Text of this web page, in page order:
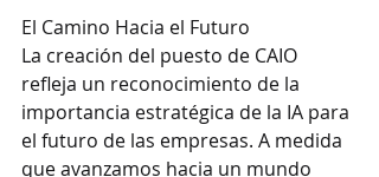
El Camino Hacia el Futuro
La creación del puesto de CAIO
refleja un reconocimiento de la
importancia estratégica de la IA para
el futuro de las empresas. A medida
que avanzamos hacia un mundo